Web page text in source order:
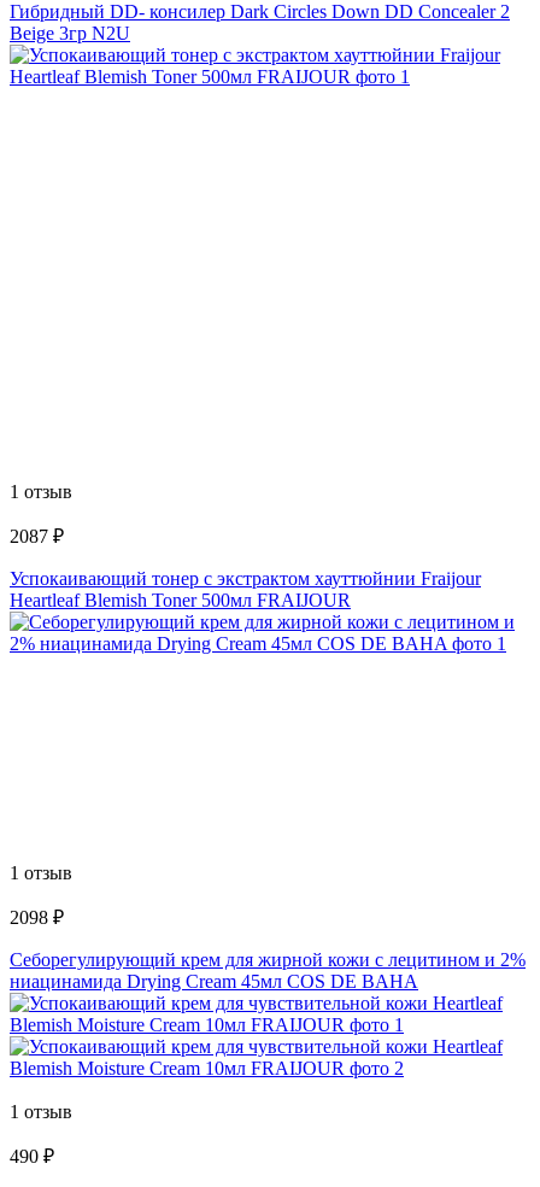
Гибридный DD- консилер Dark Circles Down DD Concealer 2
Beige 3гр N2U
1 отзыв
2087 ₽
Успокаивающий тонер с экстрактом хауттюйнии Fraijour
Heartleaf Blemish Toner 500мл FRAIJOUR
1 отзыв
2098 ₽
Себорегулирующий крем для жирной кожи с лецитином и 2%
ниацинамида Drying Cream 45мл COS DE BAHA
1 отзыв
490 ₽